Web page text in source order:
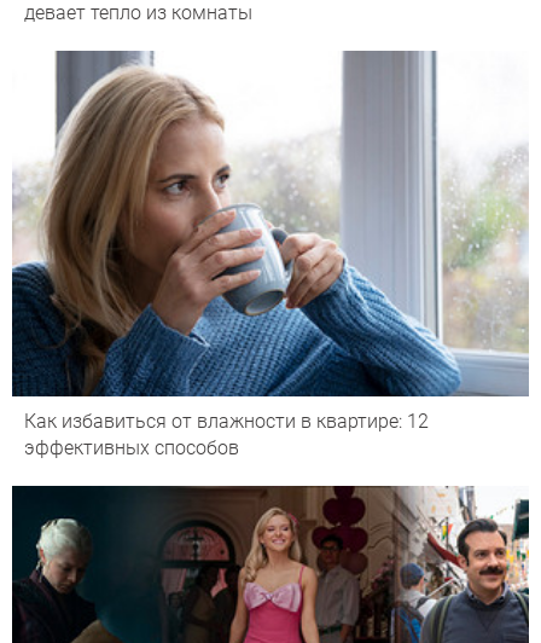
девает тепло из комнаты
Как избавиться от влажности в квартире: 12
эффективных способов